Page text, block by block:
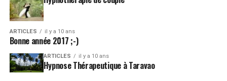
ARTICLES il y a 10 ans
Bonne année 2017 ;-)
ARTICLES il y a 10 ans
Hypnose Thérapeutique à Taravao